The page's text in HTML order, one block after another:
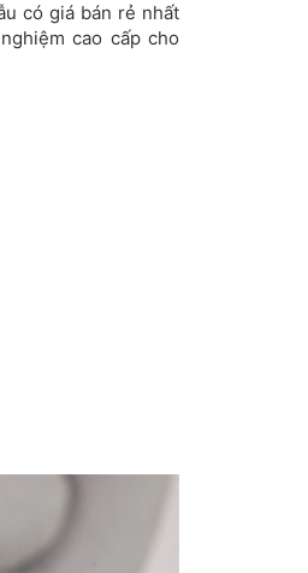
có giá bán rẻ nhất
cao cấp cho